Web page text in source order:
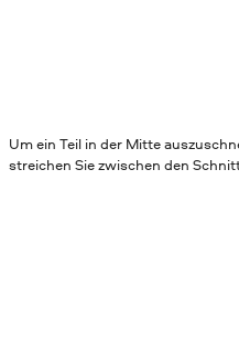
Um ein Teil in der Mitte
streichen Sie zwischen den